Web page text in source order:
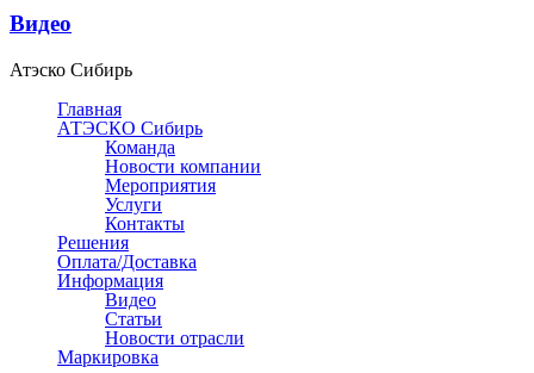
Видео
Атэско Сибирь
Главная
АТЭСКО Сибирь
Команда
Новости компании
Мероприятия
Услуги
Контакты
Решения
Оплата/Доставка
Информация
Видео
Статьи
Новости отрасли
Маркировка